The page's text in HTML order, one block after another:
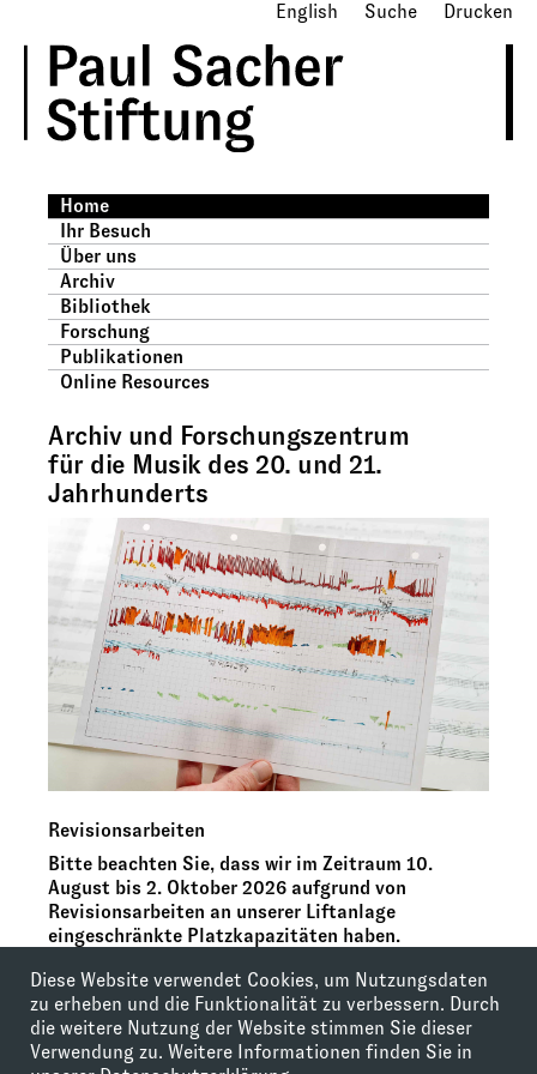
English Suche Drucken
Home
Ihr Besuch
Über uns
Archiv
Bibliothek
Forschung
Publikationen
Online Resources
Archiv und Forschungszentrum
für die Musik des 20. und 21.
Jahrhunderts
Revisionsarbeiten
Bitte beachten Sie, dass wir im Zeitraum 10.
August bis 2. Oktober 2026 aufgrund von
Revisionsarbeiten an unserer Liftanlage
eingeschränkte Platzkapazitäten haben.
Weitere Informationen finden Sie hier
Diese Website verwendet Cookies, um Nutzungsdaten
zu erheben und die Funktionalität zu verbessern. Durch
die weitere Nutzung der Website stimmen Sie dieser
Verwendung zu. Weitere Informationen finden Sie in